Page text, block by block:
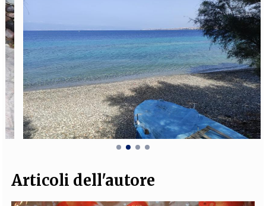
Articoli dell'autore